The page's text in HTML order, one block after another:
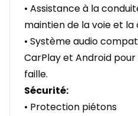
• Assistance à la
maintien de la voie et
• Système audio
CarPlay et Android
faille.
Sécurité:
• Protection piétons